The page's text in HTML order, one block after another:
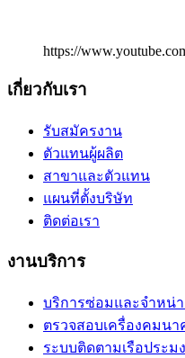
https://
เกี่ยวกับเรา
รับสมัครงาน
ตัวแทนผู้ผลิต
สาขาและตัวแทน
แผนที่ตั้งบริษัท
ติดต่อเรา
งานบริการ
บริการซ่อมและจำหน่
ตรวจสอบเครื่องคมนา
ระบบติดตามเรือประม